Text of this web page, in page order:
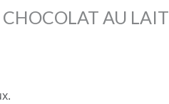
CHOCOLAT AU LAIT